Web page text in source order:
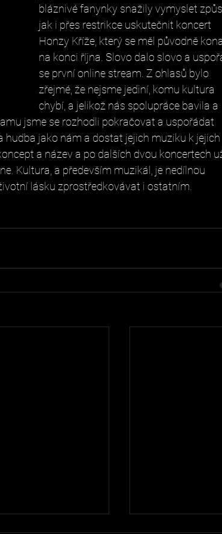
bláznivé fanynky snažily vymyslet
jak i přes restrikce uskutečnit koncert
Honzy Kříže, který se měl původně
na konci října. Slovo dalo slovo a
se první online stream. Z ohlasů bylo
zřejmé, že nejsme jediní, komu kultura
chybí, a jelikož nás spolupráce bavila a
jsme se rozhodli pokračovat a uspořádat
jako nám a dostat jejich muziku k jejich
a název a po dalších dvou koncertech
Kultura, a především muzikál, je nedílnou
lásku zprostředkovávat i ostatním.